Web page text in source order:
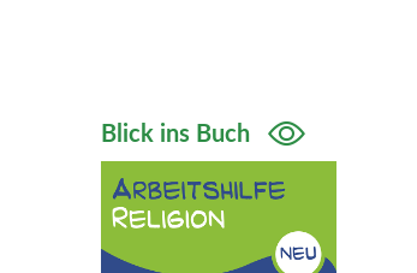
Blick ins Buch